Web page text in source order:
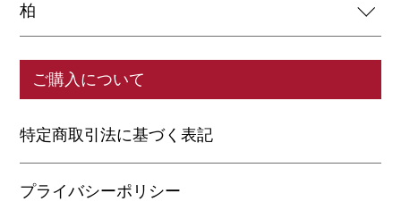
柏
ご購入について
特定商取引法に基づく表記
プライバシーポリシー